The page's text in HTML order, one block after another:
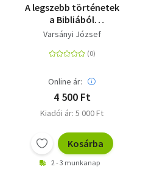
A legszebb történetek
a Bibliából
gyerekeknek
Varsányi József
Online ár:
4 500 Ft
Kiadói ár: 5 000 Ft
Kosárba
2 - 3 munkanap